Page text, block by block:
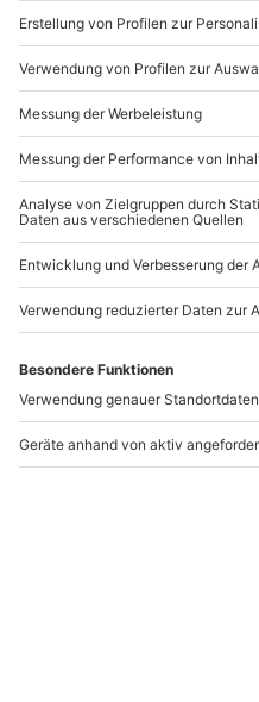
www.b2b.mydays.de/
Artikelnummer:60871
Andere Produkte
Ludwigsburg